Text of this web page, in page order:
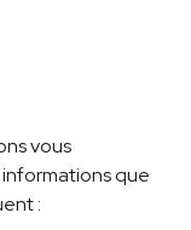
vous
que
: